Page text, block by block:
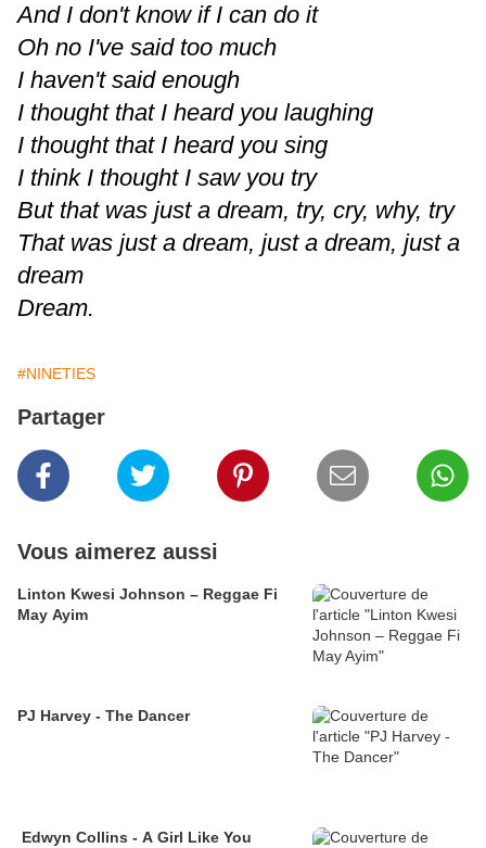
And I don't know if I can do it
Oh no I've said too much
I haven't said enough
I thought that I heard you laughing
I thought that I heard you sing
I think I thought I saw you try
But that was just a dream, try, cry, why, try
That was just a dream, just a dream, just a
dream
Dream.
#NINETIES
Partager
Vous aimerez aussi
Linton Kwesi Johnson – Reggae Fi
May Ayim
PJ Harvey - The Dancer
Edwyn Collins - A Girl Like You